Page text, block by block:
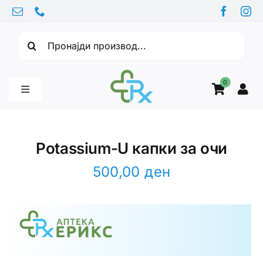
Skip
content
0
Toggle
Potassium-U капки за очи
500,00ден